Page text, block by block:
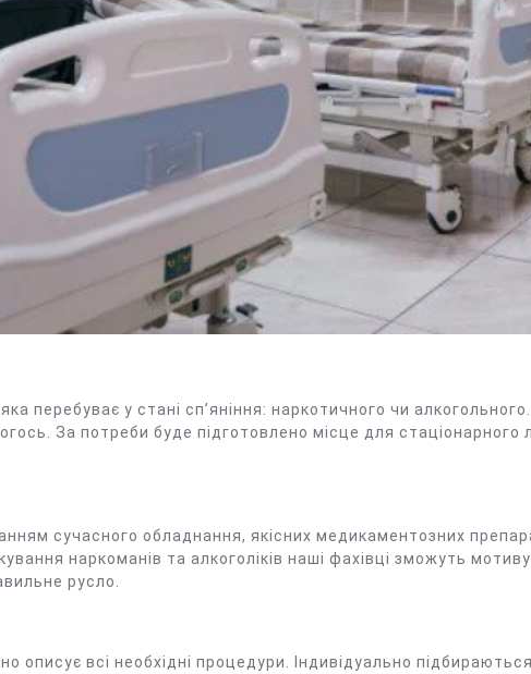
перебуває у стані сп’яніння: наркотичного чи
За потреби буде підготовлено місце для стаціонарного
сучасного обладнання, якісних медикаментозних
наркоманів та алкоголіків наші фахівці зможуть
русло.
описує всі необхідні процедури. Індивідуально